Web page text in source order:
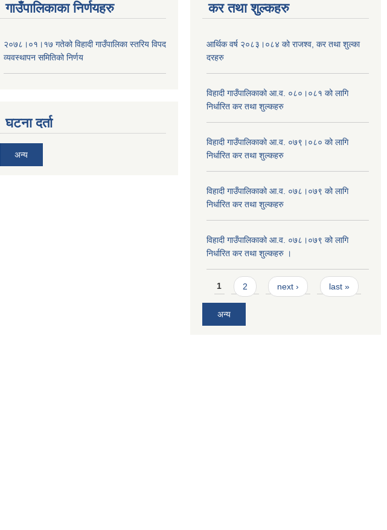
गाउँपालिकाका निर्णयहरु
२०७८।०१।१७ गतेको विहादी गाउँपालिका स्तरिय विपद
व्यवस्थापन समितिको निर्णय
घटना दर्ता
अन्य
कर तथा शुल्कहरु
आर्थिक वर्ष २०८३।०८४ को राजश्व, कर तथा शुल्का
दरहरु
विहादी गाउँपालिकाको आ.व. ०८०।०८१ को लागि
निर्धारित कर तथा शुल्कहरु
विहादी गाउँपालिकाको आ.व. ०७९।०८० को लागि
निर्धारित कर तथा शुल्कहरु
विहादी गाउँपालिकाको आ.व. ०७८।०७९ को लागि
निर्धारित कर तथा शुल्कहरु
विहादी गाउँपालिकाको आ.व. ०७८।०७९ को लागि
निर्धारित कर तथा शुल्कहरु ।
Pages
1 2 next › last »
अन्य